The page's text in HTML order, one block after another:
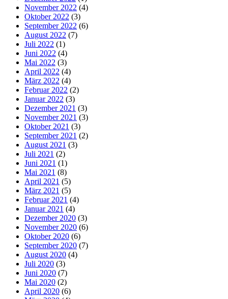
November 2022 (4)
Oktober 2022 (3)
September 2022 (6)
August 2022 (7)
Juli 2022 (1)
Juni 2022 (4)
Mai 2022 (3)
April 2022 (4)
März 2022 (4)
Februar 2022 (2)
Januar 2022 (3)
Dezember 2021 (3)
November 2021 (3)
Oktober 2021 (3)
September 2021 (2)
August 2021 (3)
Juli 2021 (2)
Juni 2021 (1)
Mai 2021 (8)
April 2021 (5)
März 2021 (5)
Februar 2021 (4)
Januar 2021 (4)
Dezember 2020 (3)
November 2020 (6)
Oktober 2020 (6)
September 2020 (7)
August 2020 (4)
Juli 2020 (3)
Juni 2020 (7)
Mai 2020 (2)
April 2020 (6)